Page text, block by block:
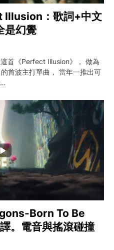
：歌詞+中文
是幻覺
首《Perfect Illusion》， 做為
首波主打單曲， 當年一推出可
…
Born To Be
。電音與搖滾碰撞